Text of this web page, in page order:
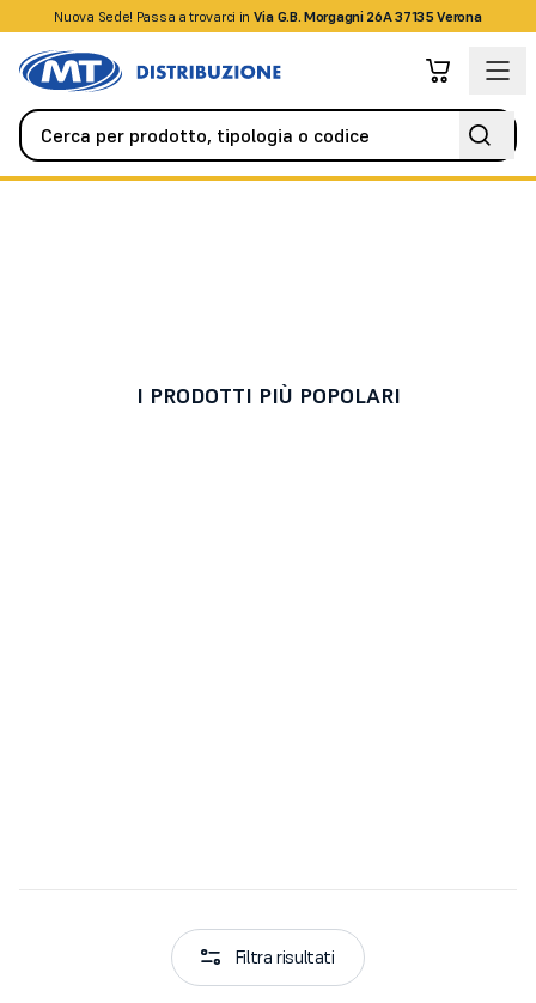
Nuova Sede! Passa a trovarci in Via G.B. Morgagni 26A 37135 Verona
+39045509826
I PRODOTTI PIÙ POPOLARI
Filtra risultati